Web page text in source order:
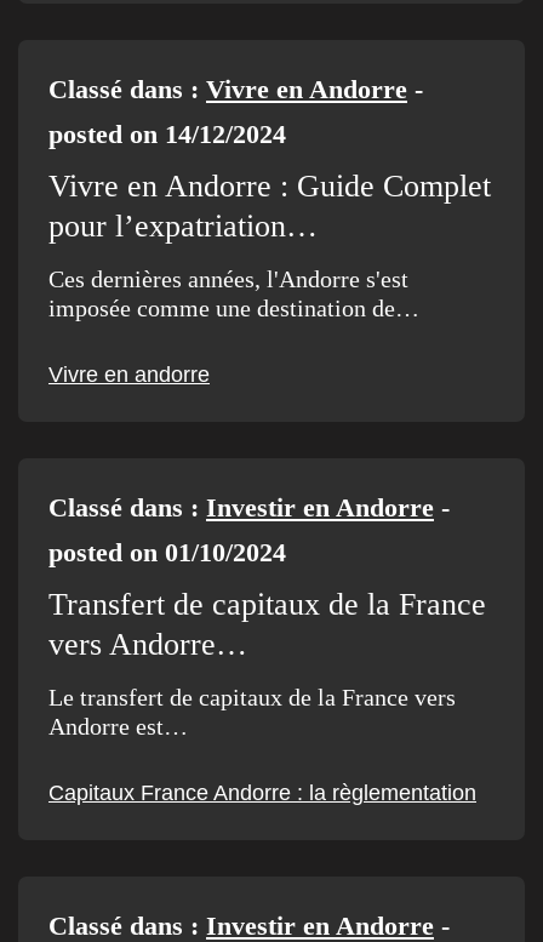
Classé dans : Vivre en Andorre -
posted on 14/12/2024
Vivre en Andorre : Guide Complet
pour l’expatriation…
Ces dernières années, l'Andorre s'est
imposée comme une destination de…
Vivre en andorre
Classé dans : Investir en Andorre -
posted on 01/10/2024
Transfert de capitaux de la France
vers Andorre…
Le transfert de capitaux de la France vers
Andorre est…
Capitaux France Andorre : la règlementation
Classé dans : Investir en Andorre -